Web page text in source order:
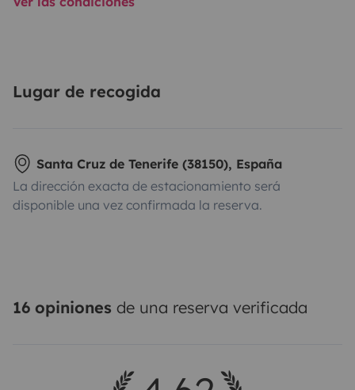
Lugar de recogida
Santa Cruz de Tenerife (38150), España
La dirección exacta de estacionamiento será
disponible una vez confirmada la reserva.
16 opiniones de una reserva verificada